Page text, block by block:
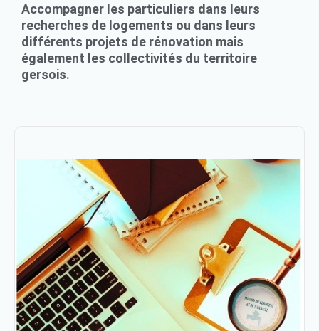
Accompagner les particuliers dans leurs
recherches de logements ou dans leurs
différents projets de rénovation mais
également les collectivités du territoire
gersois.